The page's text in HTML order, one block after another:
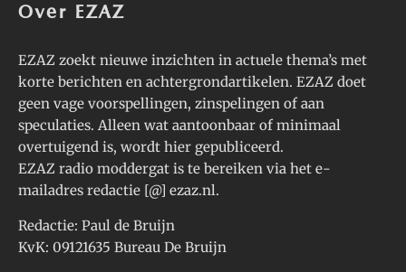
Over EZAZ
EZAZ zoekt nieuwe inzichten in actuele thema’s met
korte berichten en achtergrondartikelen. EZAZ doet
geen vage voorspellingen, zinspelingen of aan
speculaties. Alleen wat aantoonbaar of minimaal
overtuigend is, wordt hier gepubliceerd.
EZAZ radio moddergat is te bereiken via het e-
mailadres redactie [@] ezaz.nl.
Redactie: Paul de Bruijn
KvK: 09121635 Bureau De Bruijn